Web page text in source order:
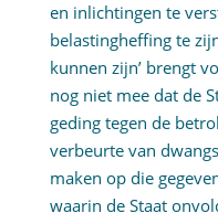
en inlichtingen te
belastingheffing te
kunnen zijn’ brengt
nog niet mee dat de
geding tegen de
verbeurte van
maken op die
waarin de Staat